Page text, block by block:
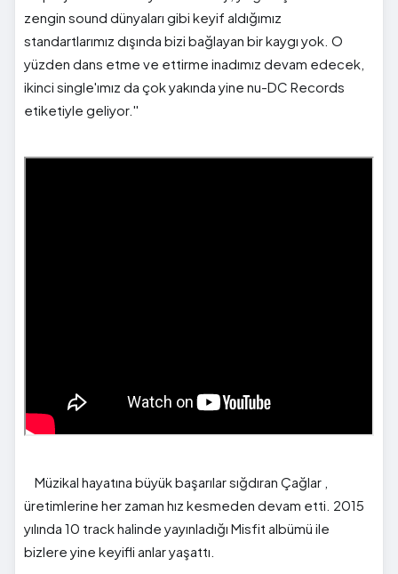
zengin sound dünyaları gibi keyif aldığımız
standartlarımız dışında bizi bağlayan bir kaygı yok. O
yüzden dans etme ve ettirme inadımız devam edecek,
ikinci single'ımız da çok yakında yine nu-DC Records
etiketiyle geliyor.''
Müzikal hayatına büyük başarılar sığdıran Çağlar ,
üretimlerine her zaman hız kesmeden devam etti. 2015
yılında 10 track halinde yayınladığı Misfit albümü ile
bizlere yine keyifli anlar yaşattı.